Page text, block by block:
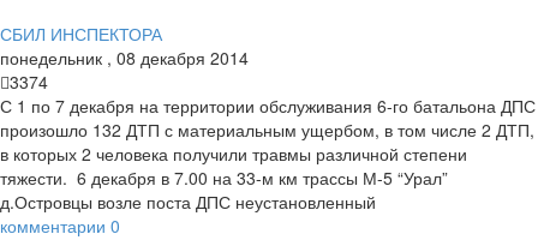
СБИЛ ИНСПЕКТОРА
понедельник , 08 декабря 2014
3374
С 1 по 7 декабря на территории обслуживания 6-го батальона ДПС
произошло 132 ДТП с материальным ущербом, в том числе 2 ДТП,
в которых 2 человека получили травмы различной степени
тяжести. 6 декабря в 7.00 на 33-м км трассы М-5 “Урал”
д.Островцы возле поста ДПС неустановленный
комментарии 0